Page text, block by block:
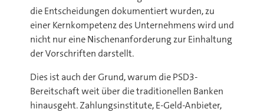
die Entscheidungen dokumentiert wurden, zu
einer Kernkompetenz des Unternehmens wird und
nicht nur eine Nischenanforderung zur Einhaltung
der Vorschriften darstellt.
Dies ist auch der Grund, warum die PSD3-
Bereitschaft weit über die traditionellen Banken
hinausgeht. Zahlungsinstitute, E-Geld-Anbieter,